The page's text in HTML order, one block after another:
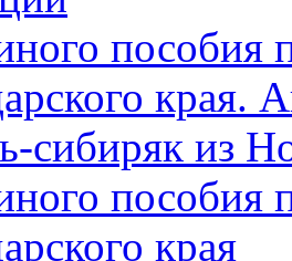
пособия
края.
сибиряк из
пособия
края